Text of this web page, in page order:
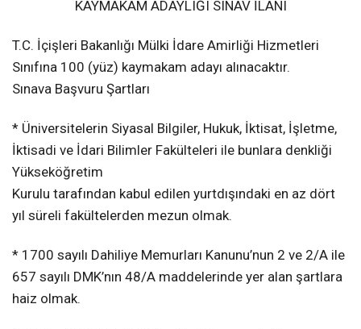
KAYMAKAM ADAYLIĞI SINAV İLANI
T.C. İçişleri Bakanlığı Mülki İdare Amirliği Hizmetleri
Sınıfına 100 (yüz) kaymakam adayı alınacaktır.
Sınava Başvuru Şartları
* Üniversitelerin Siyasal Bilgiler, Hukuk, İktisat, İşletme,
İktisadi ve İdari Bilimler Fakülteleri ile bunlara denkliği
Yükseköğretim
Kurulu tarafından kabul edilen yurtdışındaki en az dört
yıl süreli fakültelerden mezun olmak.
* 1700 sayılı Dahiliye Memurları Kanunu’nun 2 ve 2/A ile
657 sayılı DMK’nın 48/A maddelerinde yer alan şartlara
haiz olmak.